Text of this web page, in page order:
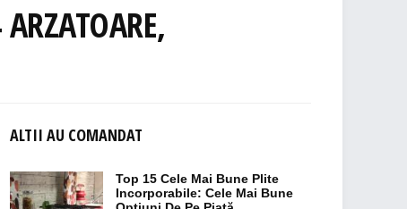
ALTII AU COMANDAT
Top 15 Cele Mai Bune Plite
Incorporabile: Cele Mai Bune